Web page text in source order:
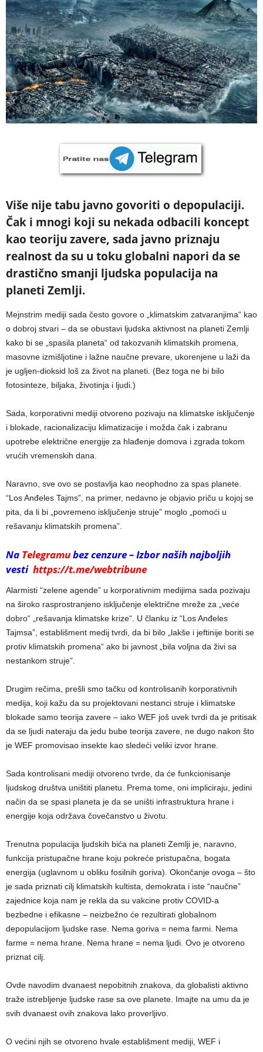
Više nije tabu javno govoriti o depopulaciji.
Čak i mnogi koji su nekada odbacili koncept
kao teoriju zavere, sada javno priznaju
realnost da su u toku globalni napori da se
drastično smanji ljudska populacija na
planeti Zemlji.
Mejnstrim mediji sada često govore o „klimatskim zatvaranjima“ kao
o dobroj stvari – da se obustavi ljudska aktivnost na planeti Zemlji
kako bi se „spasila planeta“ od takozvanih klimatskih promena,
masovne izmišljotine i lažne naučne prevare, ukorenjene u laži da
je ugljen-dioksid loš za život na planeti. (Bez toga ne bi bilo
fotosinteze, biljaka, životinja i ljudi.)
Sada, korporativni mediji otvoreno pozivaju na klimatske isključenje
i blokade, racionalizaciju klimatizacije i možda čak i zabranu
upotrebe električne energije za hlađenje domova i zgrada tokom
vrućih vremenskih dana.
Naravno, sve ovo se postavlja kao neophodno za spas planete.
“Los Anđeles Tajms”, na primer, nedavno je objavio priču u kojoj se
pita, da li bi „povremeno isključenje struje” moglo „pomoći u
rešavanju klimatskih promena”.
Na Telegramubez cenzure – Izbor naših najboljih
vestihttps://t.me/webtribune
Alarmisti “zelene agende” u korporativnim medijima sada pozivaju
na široko rasprostranjeno isključenje električne mreže za „veće
dobro“ „rešavanja klimatske krize“. U članku iz “Los Anđeles
Tajmsa”, establišment medij tvrdi, da bi bilo „lakše i jeftinije boriti se
protiv klimatskih promena“ ako bi javnost „bila voljna da živi sa
nestankom struje”.
Drugim rečima, prešli smo tačku od kontrolisanih korporativnih
medija, koji kažu da su projektovani nestanci struje i klimatske
blokade samo teorija zavere – iako WEF još uvek tvrdi da je pritisak
da se ljudi nateraju da jedu bube teorija zavere, ne dugo nakon što
je WEF promovisao insekte kao sledeći veliki izvor hrane.
Sada kontrolisani mediji otvoreno tvrde, da će funkcionisanje
ljudskog društva uništiti planetu. Prema tome, oni impliciraju, jedini
način da se spasi planeta je da se uništi infrastruktura hrane i
energije koja održava čovečanstvo u životu.
Trenutna populacija ljudskih bića na planeti Zemlji je, naravno,
funkcija pristupačne hrane koju pokreće pristupačna, bogata
energija (uglavnom u obliku fosilnih goriva). Okončanje ovoga – što
je sada priznati cilj klimatskih kultista, demokrata i iste “naučne”
zajednice koja nam je rekla da su vakcine protiv COVID-a
bezbedne i efikasne – neizbežno će rezultirati globalnom
depopulacijom ljudske rase. Nema goriva = nema farmi. Nema
farme = nema hrane. Nema hrane = nema ljudi. Ovo je otvoreno
priznat cilj.
Ovde navodim dvanaest nepobitnih znakova, da globalisti aktivno
traže istrebljenje ljudske rase sa ove planete. Imajte na umu da je
svih dvanaest ovih znakova lako proverljivo.
O većini njih se otvoreno hvale establišment mediji, WEF i